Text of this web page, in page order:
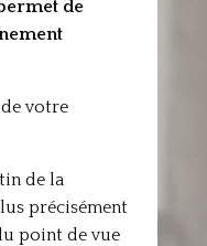
de
de votre
de la
précisément
point de vue